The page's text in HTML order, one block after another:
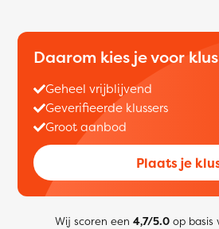
Daarom kies je voor
Geheel vrijblijvend
Geverifieerde klussers
Groot aanbod
Plaats je
Wij scoren een 4,7/5.0op basis